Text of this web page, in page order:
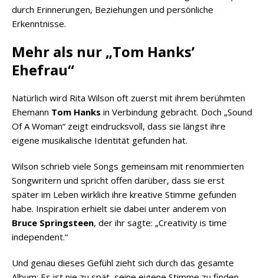
durch Erinnerungen, Beziehungen und persönliche
Erkenntnisse.
Mehr als nur „Tom Hanks’
Ehefrau“
Natürlich wird Rita Wilson oft zuerst mit ihrem berühmten
Ehemann Tom Hanks in Verbindung gebracht. Doch „Sound
Of A Woman“ zeigt eindrucksvoll, dass sie längst ihre
eigene musikalische Identität gefunden hat.
Wilson schrieb viele Songs gemeinsam mit renommierten
Songwritern und spricht offen darüber, dass sie erst
später im Leben wirklich ihre kreative Stimme gefunden
habe. Inspiration erhielt sie dabei unter anderem von
Bruce Springsteen, der ihr sagte: „Creativity is time
independent.“
Und genau dieses Gefühl zieht sich durch das gesamte